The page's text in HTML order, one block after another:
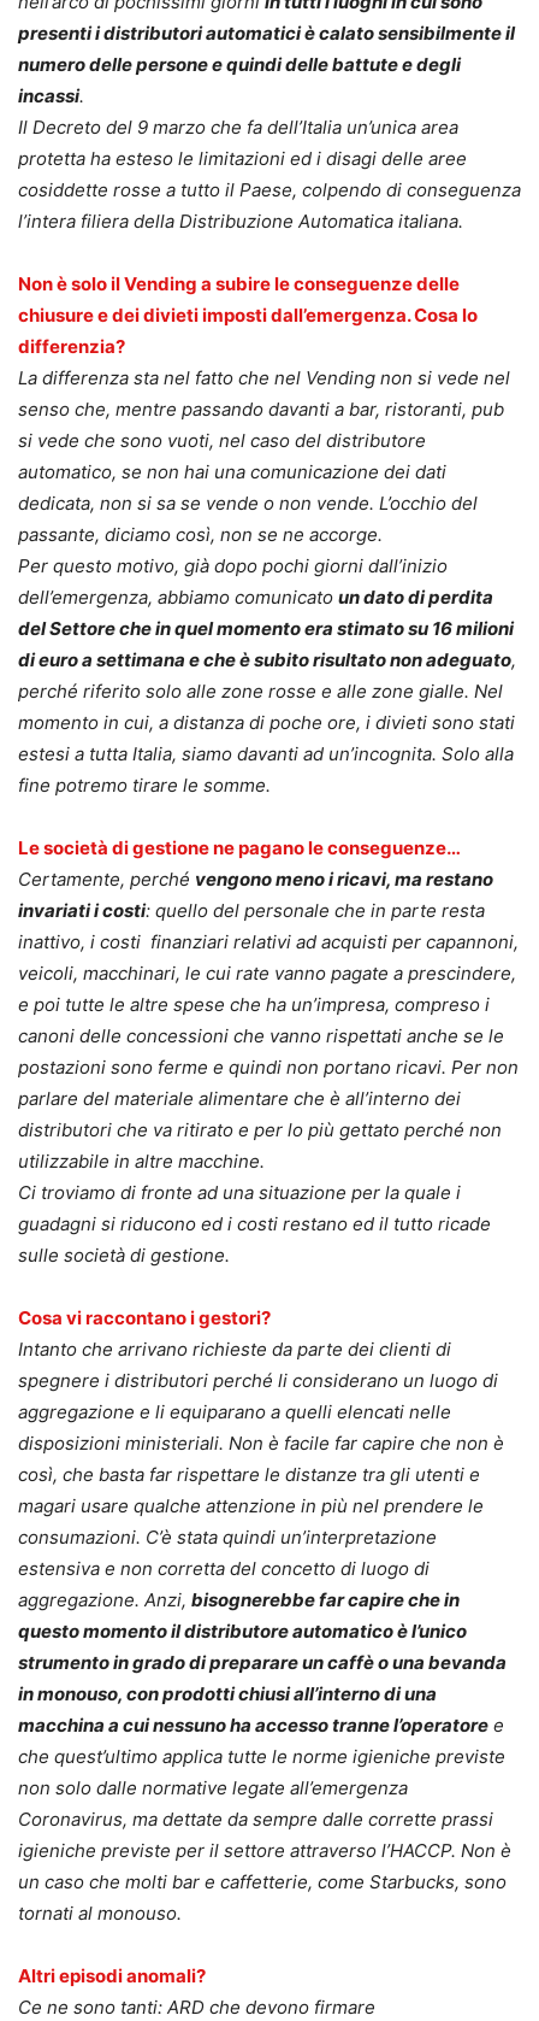
presenti i distributori automatici è calato sensibilmente il
numero delle persone e quindi delle battute e degli
incassi.
Il Decreto del 9 marzo che fa dell’Italia un’unica area
protetta ha esteso le limitazioni ed i disagi delle aree
cosiddette rosse a tutto il Paese, colpendo di conseguenza
l’intera filiera della Distribuzione Automatica italiana.
Non è solo il Vending a subire le conseguenze delle
chiusure e dei divieti imposti dall’emergenza. Cosa lo
differenzia?
La differenza sta nel fatto che nel Vending non si vede nel
senso che, mentre passando davanti a bar, ristoranti, pub
si vede che sono vuoti, nel caso del distributore
automatico, se non hai una comunicazione dei dati
dedicata, non si sa se vende o non vende. L’occhio del
passante, diciamo così, non se ne accorge.
Per questo motivo, già dopo pochi giorni dall’inizio
dell’emergenza, abbiamo comunicato un dato di perdita
del Settore che in quel momento era stimato su 16 milioni
di euro a settimana e che è subito risultato non adeguato,
perché riferito solo alle zone rosse e alle zone gialle. Nel
momento in cui, a distanza di poche ore, i divieti sono stati
estesi a tutta Italia, siamo davanti ad un’incognita. Solo alla
fine potremo tirare le somme.
Le società di gestione ne pagano le conseguenze…
Certamente, perché vengono meno i ricavi, ma restano
invariati i costi: quello del personale che in parte resta
inattivo, i costi finanziari relativi ad acquisti per capannoni,
veicoli, macchinari, le cui rate vanno pagate a prescindere,
e poi tutte le altre spese che ha un’impresa, compreso i
canoni delle concessioni che vanno rispettati anche se le
postazioni sono ferme e quindi non portano ricavi. Per non
parlare del materiale alimentare che è all’interno dei
distributori che va ritirato e per lo più gettato perché non
utilizzabile in altre macchine.
Ci troviamo di fronte ad una situazione per la quale i
guadagni si riducono ed i costi restano ed il tutto ricade
sulle società di gestione.
Cosa vi raccontano i gestori?
Intanto che arrivano richieste da parte dei clienti di
spegnere i distributori perché li considerano un luogo di
aggregazione e li equiparano a quelli elencati nelle
disposizioni ministeriali. Non è facile far capire che non è
così, che basta far rispettare le distanze tra gli utenti e
magari usare qualche attenzione in più nel prendere le
consumazioni. C’è stata quindi un’interpretazione
estensiva e non corretta del concetto di luogo di
aggregazione. Anzi, bisognerebbe far capire che in
questo momento il distributore automatico è l’unico
strumento in grado di preparare un caffè o una bevanda
in monouso, con prodotti chiusi all’interno di una
macchina a cui nessuno ha accesso tranne l’operatore e
che quest’ultimo applica tutte le norme igieniche previste
non solo dalle normative legate all’emergenza
Coronavirus, ma dettate da sempre dalle corrette prassi
igieniche previste per il settore attraverso l’HACCP. Non è
un caso che molti bar e caffetterie, come Starbucks, sono
tornati al monouso.
Altri episodi anomali?
Ce ne sono tanti: ARD che devono firmare